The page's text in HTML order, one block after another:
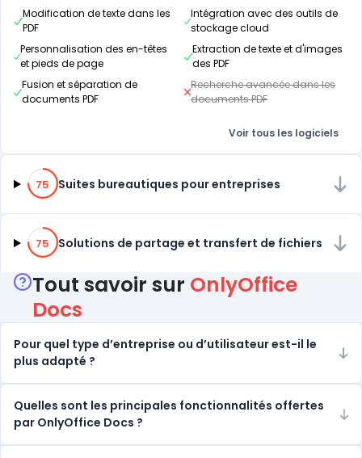
Modification de texte dans les
PDF
Intégration avec des outils de
stockage cloud
Personnalisation des en-têtes
et pieds de page
Extraction de texte et d'images
des PDF
Fusion et séparation de
documents PDF
Recherche avancée dans les
documents PDF
Voir tous les logiciels
75% de compatibilité
75 Suites bureautiques pour entreprises
75% de compatibilité
75 Solutions de partage et transfert de fichiers
Tout savoir sur OnlyOffice
Docs
Pour quel type d’entreprise ou d’utilisateur est-il le
plus adapté ?
Quelles sont les principales fonctionnalités offertes
par OnlyOffice Docs ?